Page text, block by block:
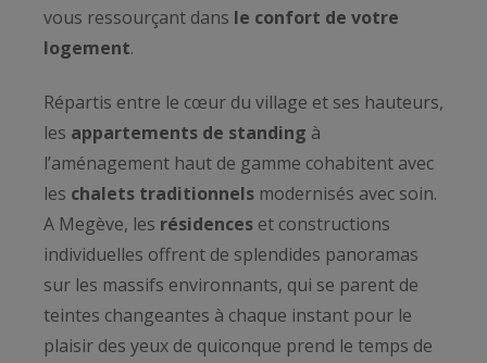
vous ressourçant dans le confort de votre
logement.
Répartis entre le cœur du village et ses hauteurs,
les appartements de standing à
l’aménagement haut de gamme cohabitent avec
les chalets traditionnels modernisés avec soin.
A Megève, les résidences et constructions
individuelles offrent de splendides panoramas
sur les massifs environnants, qui se parent de
teintes changeantes à chaque instant pour le
plaisir des yeux de quiconque prend le temps de